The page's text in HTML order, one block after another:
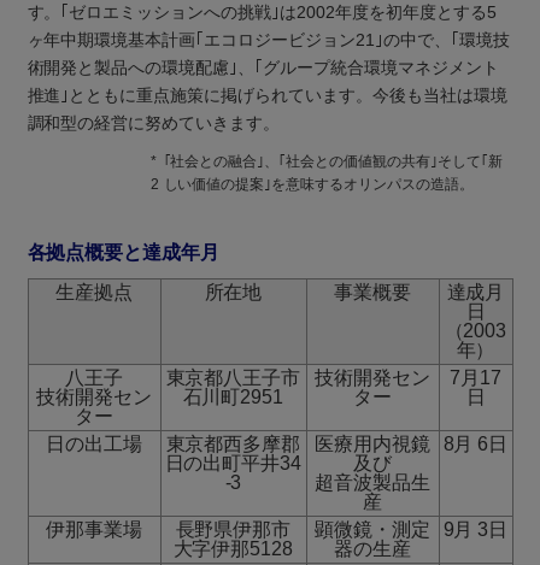
す。｢ゼロエミッションへの挑戦｣は2002年度を初年度とする5
ヶ年中期環境基本計画｢エコロジービジョン21｣の中で、｢環境技
術開発と製品への環境配慮｣、｢グループ統合環境マネジメント
推進｣とともに重点施策に掲げられています。今後も当社は環境
調和型の経営に努めていきます。
*
2
｢社会との融合｣、｢社会との価値観の共有｣そして｢新
しい価値の提案｣を意味するオリンパスの造語。
各拠点概要と達成年月
生産拠点
所在地 事業概要
達成月
日
（2003
年）
八王子
技術開発セン
ター
東京都八王子市
石川町2951
技術開発セン
ター
7月17
日
日の出工場
東京都西多摩郡
日の出町平井34
-3
医療用内視鏡
及び
超音波製品生
産
8月 6日
伊那事業場
長野県伊那市
大字伊那5128
顕微鏡・測定
器の生産
9月 3日